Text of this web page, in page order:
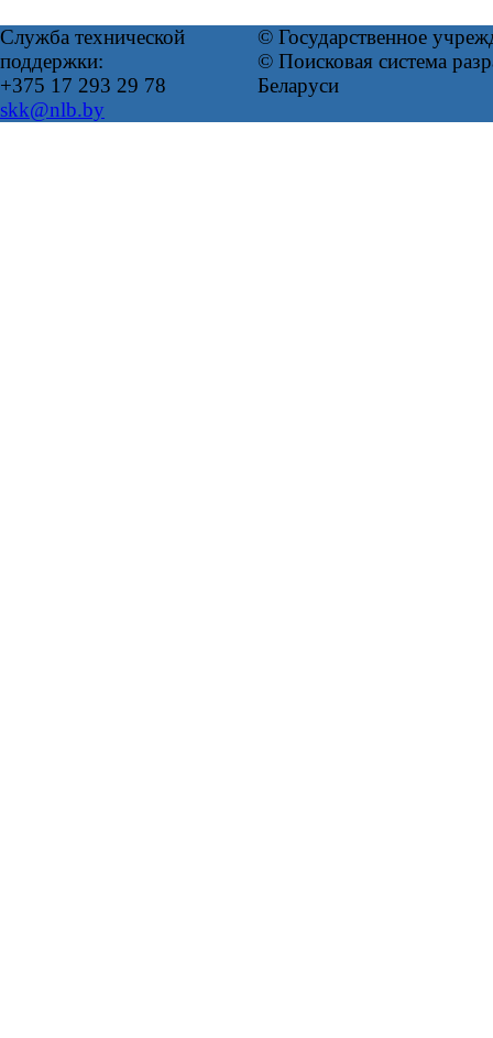
Служба технической
поддержки:
+375 17 293 29 78
skk@nlb.by
© Государственное
© Поисковая система
Беларуси